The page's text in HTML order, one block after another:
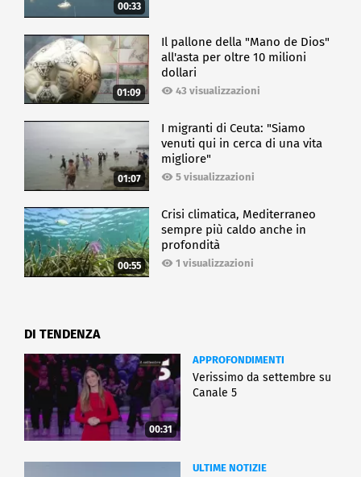
00:33
01:09
Il pallone della "Mano de Dios"
all'asta per oltre 10 milioni
dollari
43 visualizzazioni
01:07
I migranti di Ceuta: "Siamo
venuti qui in cerca di una vita
migliore"
5 visualizzazioni
00:55
Crisi climatica, Mediterraneo
sempre più caldo anche in
profondità
1 visualizzazioni
DI TENDENZA
00:31
APPROFONDIMENTI
Verissimo da settembre su
Canale 5
ULTIME NOTIZIE